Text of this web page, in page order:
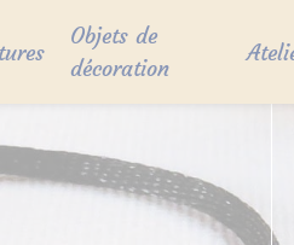
Objets de
décoration